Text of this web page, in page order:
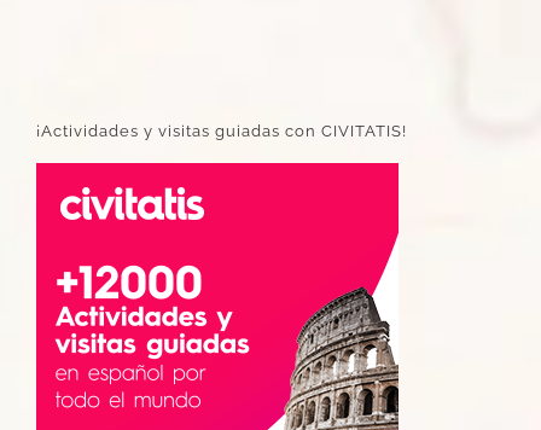
¡Actividades y visitas guiadas con CIVITATIS!